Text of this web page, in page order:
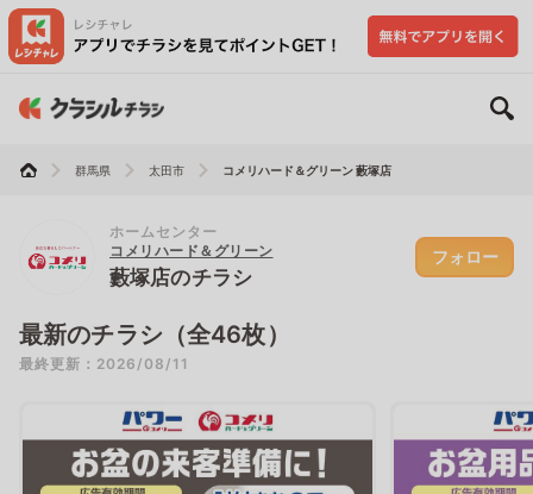
群馬県 太田市 コメリハード＆グリーン 藪塚店
ホームセンター
コメリハード＆グリーン
藪塚店のチラシ
フォロー
最新のチラシ（全46枚）
最終更新：2026/08/11